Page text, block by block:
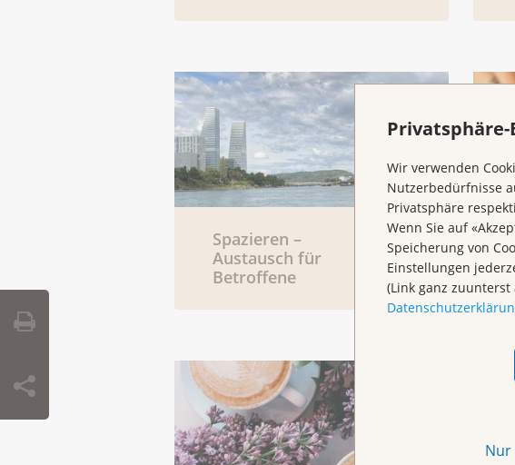
Wir verwenden
Nutzerbedürfnisse
Privatsphäre
Wenn Sie auf
Speicherung von
Einstellungen
(Link ganz
Nur
Spazieren –
Austausch für
Betroffene